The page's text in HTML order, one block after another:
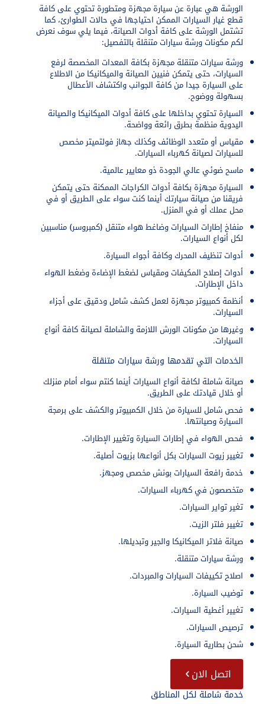
الورشة هي عبارة عن سيارة مجهزة ومتطورة تحتوي على كافة
قطع غيار السيارات الممكن احتياجها في حالات الطوارئ، كما
تشتمل الورشة على كافة أدوات الصيانة، فيما يلي سوف نعرض
لكم مكونات ورشة سيارات متنقلة بالتفصيل:
ورشة سيارات متنقلة مجهزة بكافة المعدات المخصصة لرفع
السيارات، حتى يتمكن فنيين الصيانة والميكانيكا من الاطلاع
على السيارة جيدا من كافة الجوانب واكتشاف الأعطال
بسهولة ووضوح.
السيارة تحتوي بداخلها على كافة أدوات الميكانيكا والصيانة
اليدوية منظمة بطرق رائعة وواضحة.
مقياس أو متعدد الوظائف وكذلك جهاز فولتميتر مخصص
للسيارات لصيانة كهرباء السيارات.
ماسح ضوئي عالي الجودة ذو معايير عالمية.
السيارة مجهزة بكافة أدوات الكراجات الممكنة حتى يتمكن
فريقنا من صيانة سيارتك أينما كنت سواء على الطريق أو في
محل عملك أو في المنزل.
منفاخ إطارات السيارات وضاغط هواء متنقل (كمبروسر) مناسبين
لكل أنواع السيارات.
أدوات تنظيف المحرك وكافة أجواء السيارة.
أدوات إصلاح المكيفات ومقياس لضغط الإضاءة وضغط الهواء
داخل الإطارات.
أنظمة كمبيوتر مجهزة لعمل كشف شامل ودقيق على أجزاء
السيارات.
وغيرها من مكونات الورش اللازمة والشاملة لصيانة كافة أنواع
السيارات.
الخدمات التي تقدمها ورشة سيارات متنقلة
صيانة شاملة لكافة أنواع السيارات أينما كنتم سواء أمام منزلك
أو خلال قيادتك على الطريق.
فحص شامل للسيارة من خلال الكمبيوتر والكشف على برمجة
السيارة وصيانتها.
فحص الهواء في إطارات السيارة وتغيير الإطارات.
تغيير زيوت السيارات بكل أنواعها بزيوت أصلية.
خدمة رافعة السيارات بونش مخصص ومجهز.
متخصصون في كهرباء السيارات.
تغير تواير السيارات.
تغيير فلتر الزيت.
صيانة فلاتر الميكانيكا والجير وتبديلها.
ورشة سيارات متنقلة.
اصلاح تكييفات السيارات والمبردات.
توضيب السيارة.
تغيير أغطية السيارات.
ترصيص السيارات.
شحن بطارية السيارة.
اتصل الان
خدمة شاملة لكل المناطق